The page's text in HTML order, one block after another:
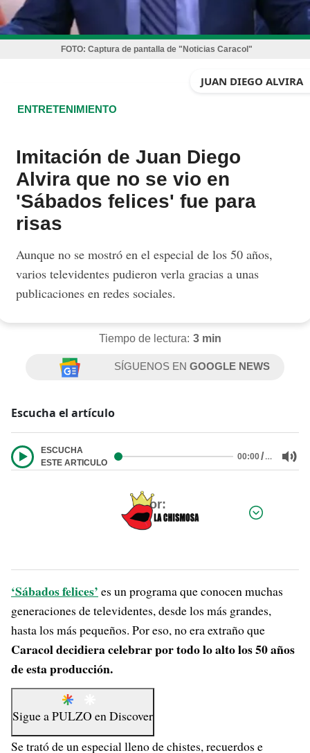
FOTO: Captura de pantalla de "Noticias Caracol"
JUAN DIEGO ALVIRA
ENTRETENIMIENTO
Imitación de Juan Diego
Alvira que no se vio en
'Sábados felices' fue para
risas
Aunque no se mostró en el especial de los 50 años,
varios televidentes pudieron verla gracias a unas
publicaciones en redes sociales.
Tiempo de lectura: 3 min
SÍGUENOS ENGOOGLE NEWS
Escucha el artículo
ESCUCHA
ESTE ARTICULO
00:00/…
Por:
‘Sábados felices’ es un programa que conocen muchas
generaciones de televidentes, desde los más grandes,
hasta los más pequeños. Por eso, no era extraño que
Caracol decidiera celebrar por todo lo alto los 50 años
de esta producción.
Sigue aPULZO enDiscover
Se trató de un especial lleno de chistes, recuerdos e